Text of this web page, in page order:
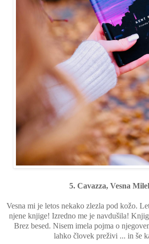
5. Cavazza, Vesna
Vesna mi je letos nekako zlezla pod kožo.
njene knjige! Izredno me je navdušila!
Brez besed. Nisem imela pojma o
lahko človek preživi ... in še